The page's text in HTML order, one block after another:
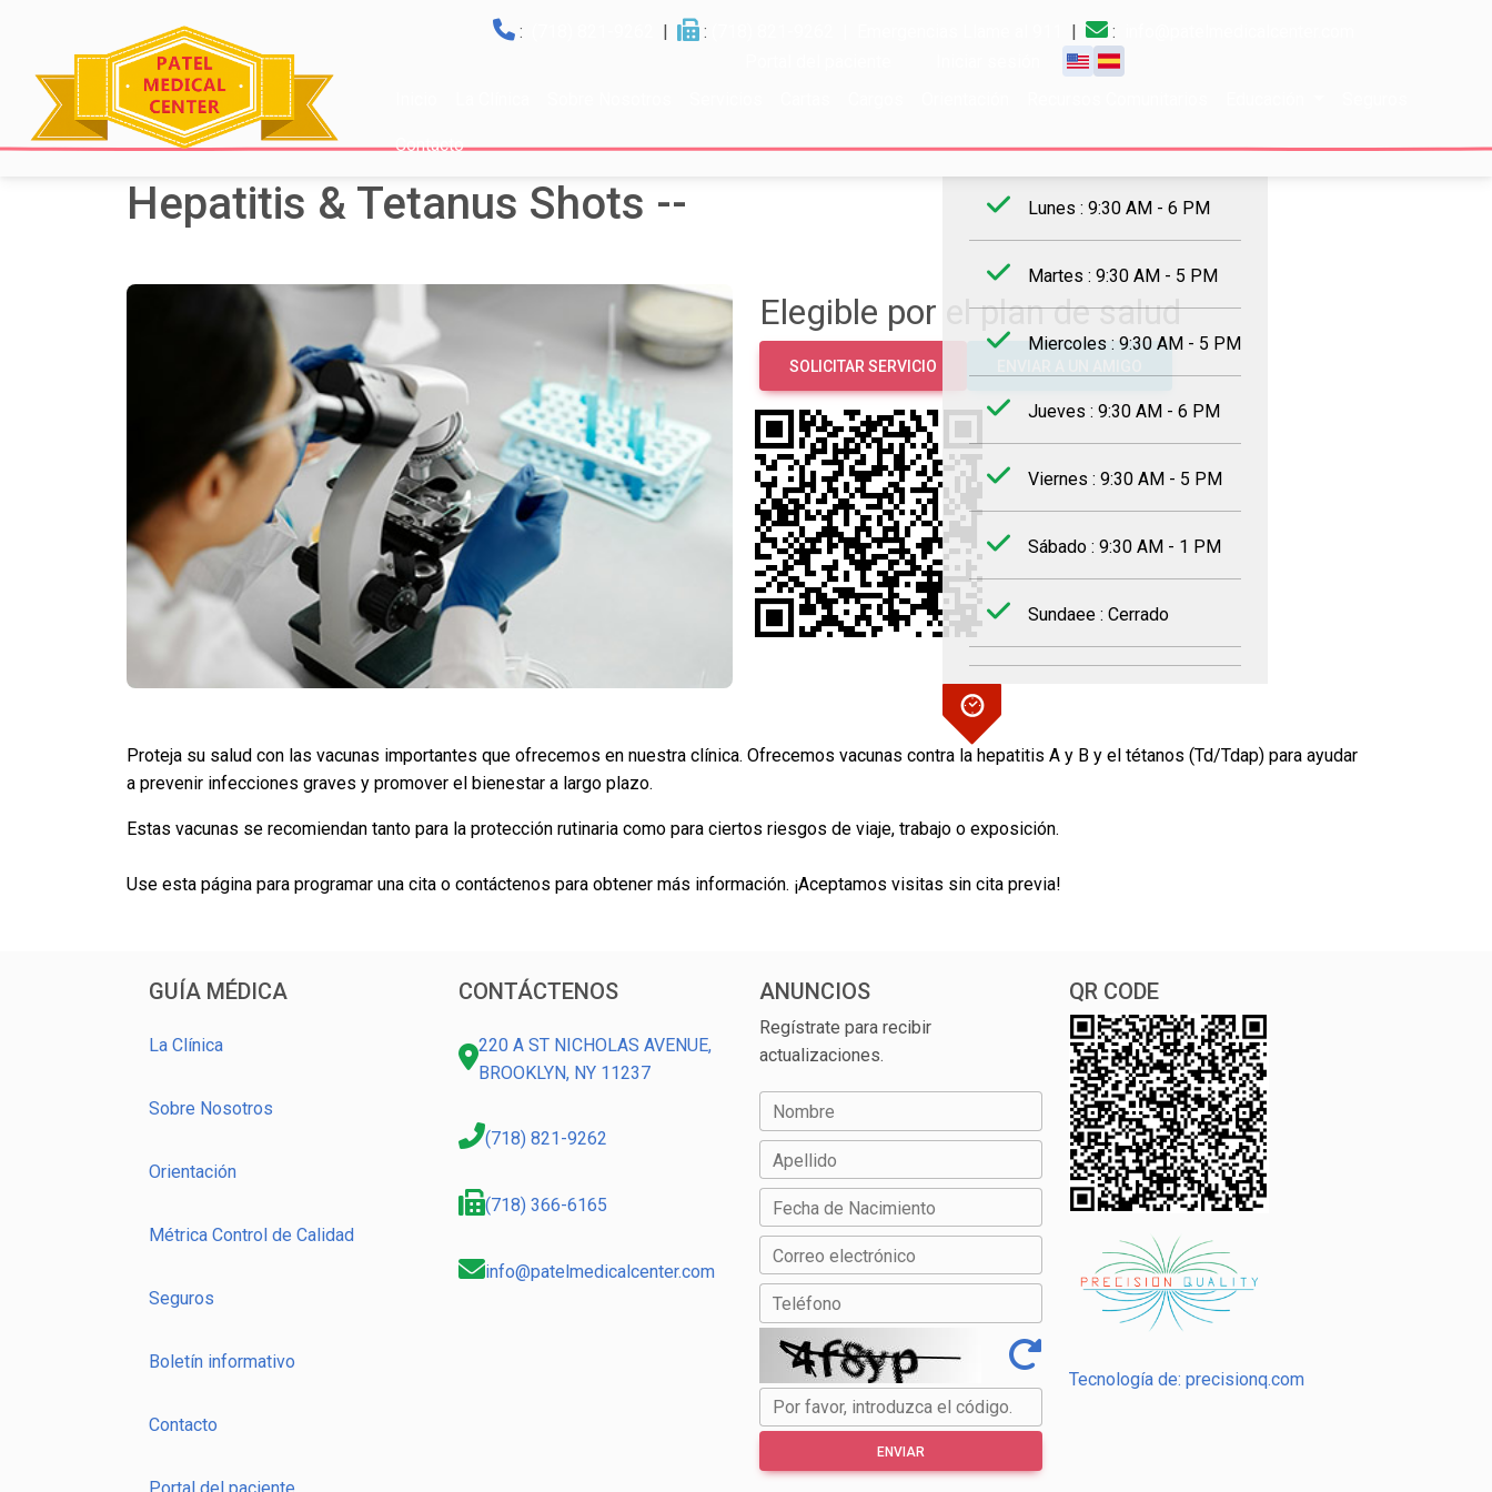
: | : | :
Contacto Horario de trabajo
Lunes : 9:30 AM - 6 PM
Martes : 9:30 AM - 5 PM
Miercoles : 9:30 AM - 5 PM
Jueves : 9:30 AM - 6 PM
Viernes : 9:30 AM - 5 PM
Sábado : 9:30 AM - 1 PM
Sundaee : Cerrado
Hepatitis & Tetanus Shots --
Elegible por el plan de salud
SOLICITAR SERVICIO
Proteja su salud con las vacunas importantes que ofrecemos en nuestra clínica. Ofrecemos vacunas contra la hepatitis A y B y el tétanos (Td/Tdap) para ayudar
a prevenir infecciones graves y promover el bienestar a largo plazo.
Estas vacunas se recomiendan tanto para la protección rutinaria como para ciertos riesgos de viaje, trabajo o exposición.
Use esta página para programar una cita o contáctenos para obtener más información. ¡Aceptamos visitas sin cita previa!
GUÍA MÉDICA
La Clínica
Sobre Nosotros
Orientación
Métrica Control de Calidad
Seguros
Boletín informativo
Contacto
CONTÁCTENOS
220 A ST NICHOLAS AVENUE,
BROOKLYN, NY 11237
(718) 821-9262
(718) 366-6165
info@patelmedicalcenter.com
ANUNCIOS
Regístrate para recibir
actualizaciones.
Nombre
Apellido
Fecha de Nacimiento
Correo electrónico
Teléfono
Por favor, introduzca el código.
ENVIAR
QR CODE
Tecnología de: precisionq.com